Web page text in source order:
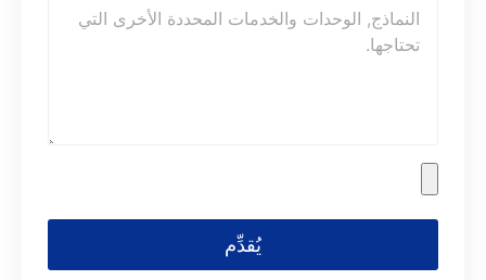
يُقدِّم